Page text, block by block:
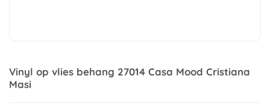
Vinyl op vlies behang 27014 Casa Mood Cristiana
Masi